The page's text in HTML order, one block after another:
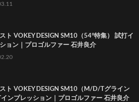
ト VOKEY DESIGN SM10（54°特集） 試打イ
ョン｜プロゴルファー 石井良介
ト VOKEY DESIGN SM10（M/D/Tグライン
インプレッション｜プロゴルファー 石井良介